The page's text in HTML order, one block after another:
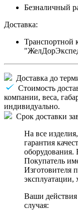
Безналичный
Доставка:
Транспортной
Доставка до
Стоимость
компании, веса,
индивидуально.
Срок доставки
На все
гарантия
оборудования.
Покупатель
Изготовителя
эксплуатации,
Ваши
случая: